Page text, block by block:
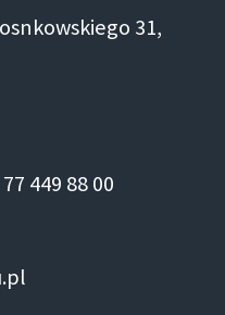
31,
449 88 00